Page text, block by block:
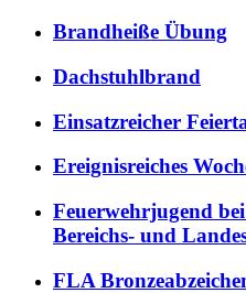
Brandheiße Übung
Dachstuhlbrand
Einsatzreicher
Ereignisreiches
Feuerwehrjugend
Bereichs- und
FLA